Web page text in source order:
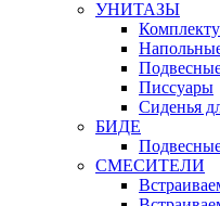
УНИТАЗЫ
Писсуары
Сиденья
БИДЕ
СМЕСИТЕЛИ